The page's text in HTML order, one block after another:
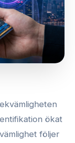
ökat
följer